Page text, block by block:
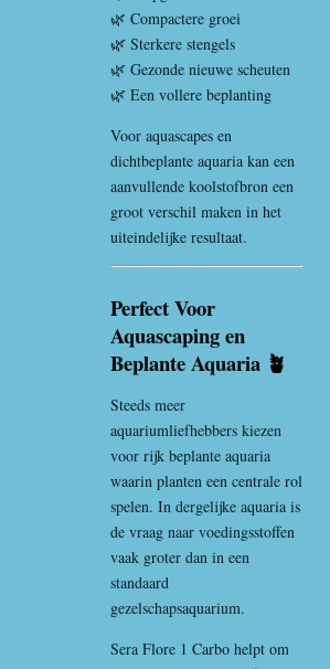
🌿 Compactere groei
🌿 Sterkere stengels
🌿 Gezonde nieuwe scheuten
🌿 Een vollere beplanting
Voor aquascapes en
dichtbeplante aquaria kan een
aanvullende koolstofbron een
groot verschil maken in het
uiteindelijke resultaat.
Perfect Voor
Aquascaping en
Beplante Aquaria 🪴
Steeds meer
aquariumliefhebbers kiezen
voor rijk beplante aquaria
waarin planten een centrale rol
spelen. In dergelijke aquaria is
de vraag naar voedingsstoffen
vaak groter dan in een
standaard
gezelschapsaquarium.
Sera Flore 1 Carbo helpt om